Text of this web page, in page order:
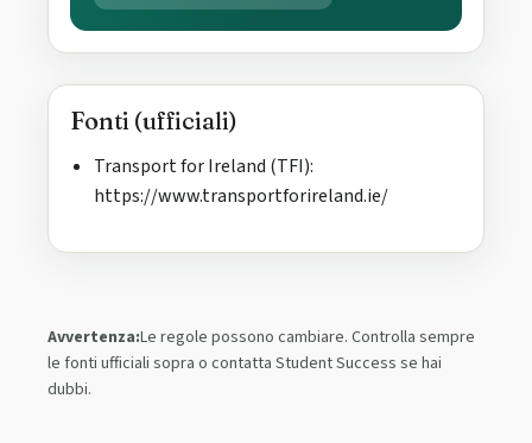
Fonti (ufficiali)
Transport for Ireland (TFI):
https://www.transportforireland.ie/
Avvertenza:Le regole possono cambiare. Controlla sempre
le fonti ufficiali sopra o contatta Student Success se hai
dubbi.